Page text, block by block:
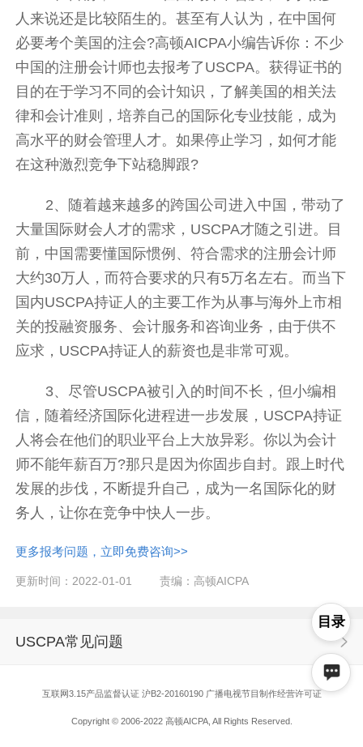
人来说还是比较陌生的。甚至有人认为，在中国何
必要考个美国的注会?高顿AICPA小编告诉你：不少
中国的注册会计师也去报考了USCPA。获得证书的
目的在于学习不同的会计知识，了解美国的相关法
律和会计准则，培养自己的国际化专业技能，成为
高水平的财会管理人才。如果停止学习，如何才能
在这种激烈竞争下站稳脚跟?
2、随着越来越多的跨国公司进入中国，带动了
大量国际财会人才的需求，USCPA才随之引进。目
前，中国需要懂国际惯例、符合需求的注册会计师
大约30万人，而符合要求的只有5万名左右。而当下
国内USCPA持证人的主要工作为从事与海外上市相
关的投融资服务、会计服务和咨询业务，由于供不
应求，USCPA持证人的薪资也是非常可观。
3、尽管USCPA被引入的时间不长，但小编相
信，随着经济国际化进程进一步发展，USCPA持证
人将会在他们的职业平台上大放异彩。你以为会计
师不能年薪百万?那只是因为你固步自封。跟上时代
发展的步伐，不断提升自己，成为一名国际化的财
务人，让你在竞争中快人一步。
更多报考问题，立即免费咨询>>
更新时间：2022-01-01 责编：高顿AICPA
USCPA常见问题
互联网3.15产品监督认证 沪B2-20160190 广播电视节目制作经营许可证
Copyright © 2006-2022 高顿AICPA, All Rights Reserved.
目录